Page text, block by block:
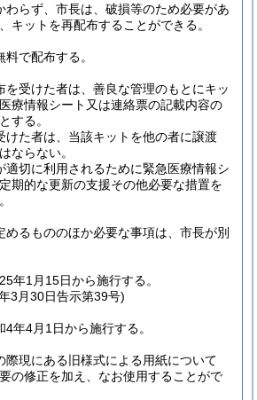
わらず、市長は、破損等のため必要があ
キットを再配布することができる。
で配布する。
を受けた者は、善良な管理のもとにキッ
療情報シート又は連絡票の記載内容の
する。
けた者は、当該キットを他の者に譲渡
ならない。
適切に利用されるために緊急医療情報シ
期的な更新の支援その他必要な措置を
めるもののほか必要な事項は、市長が別
年1月15日から施行する。
3月30日告示第39号)
4年4月1日から施行する。
際現にある旧様式による用紙について
の修正を加え、なお使用することがで